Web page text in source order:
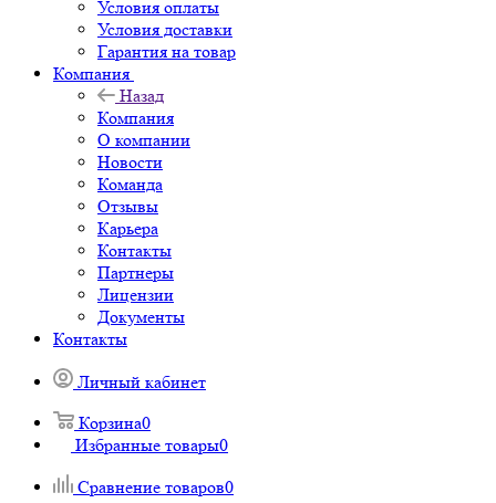
Условия оплаты
Условия доставки
Гарантия на товар
Компания
Назад
Компания
О компании
Новости
Команда
Отзывы
Карьера
Контакты
Партнеры
Лицензии
Документы
Контакты
Личный кабинет
Корзина0
Избранные товары0
Сравнение товаров0